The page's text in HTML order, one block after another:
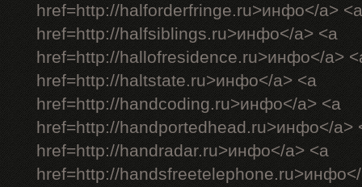
href=http://halforderfringe.ru>инфо</a> <a
href=http://halfsiblings.ru>инфо</a> <a
href=http://hallofresidence.ru>инфо</a>
href=http://haltstate.ru>инфо</a> <a
href=http://handcoding.ru>инфо</a> <a
href=http://handportedhead.ru>инфо</a>
href=http://handradar.ru>инфо</a> <a
href=http://